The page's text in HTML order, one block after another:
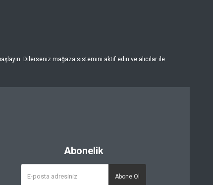
Dilerseniz mağaza sistemini aktif edin ve alıcılar ile
Abonelik
Abone Ol